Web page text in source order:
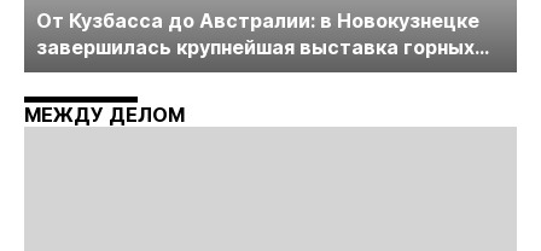
От Кузбасса до Австралии: в Новокузнецке
завершилась крупнейшая выставка горных
технологий «Недра России. Уголь России и
Майнинг»
МЕЖДУ ДЕЛОМ